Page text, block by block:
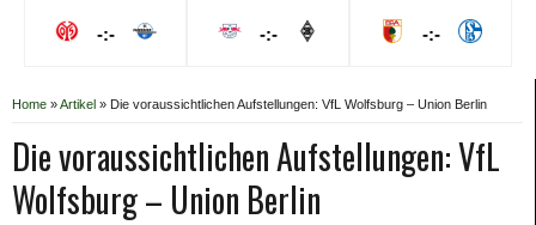
-:- -:- -:-
Home »Artikel » Die voraussichtlichen Aufstellungen: VfL Wolfsburg – Union Berlin
Die voraussichtlichen Aufstellungen: VfL
Wolfsburg – Union Berlin